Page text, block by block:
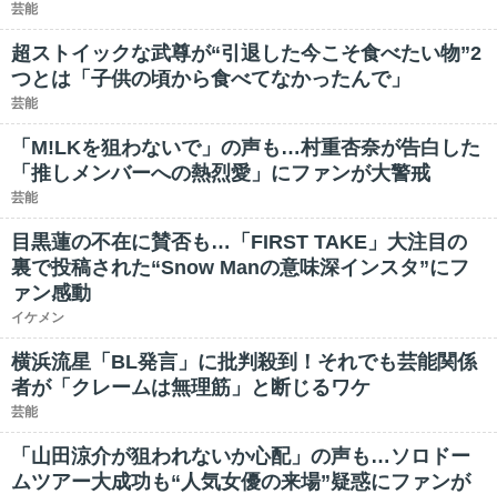
芸能
超ストイックな武尊が“引退した今こそ食べたい物”2
つとは「子供の頃から食べてなかったんで」
芸能
「M!LKを狙わないで」の声も…村重杏奈が告白した
「推しメンバーへの熱烈愛」にファンが大警戒
芸能
目黒蓮の不在に賛否も…「FIRST TAKE」大注目の
裏で投稿された“Snow Manの意味深インスタ”にフ
ァン感動
イケメン
横浜流星「BL発言」に批判殺到！それでも芸能関係
者が「クレームは無理筋」と断じるワケ
芸能
「山田涼介が狙われないか心配」の声も…ソロドー
ムツアー大成功も“人気女優の来場”疑惑にファンが